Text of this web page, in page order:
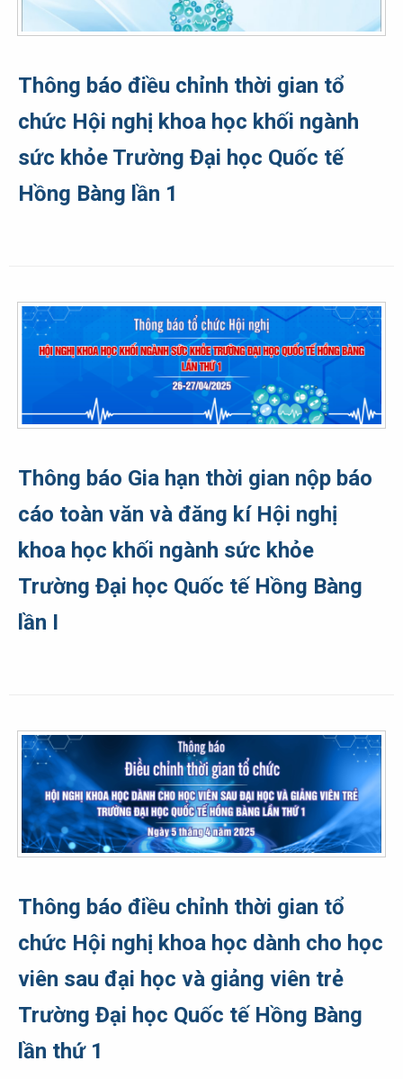
Thông báo điều chỉnh thời gian tổ
chức Hội nghị khoa học khối ngành
sức khỏe Trường Đại học Quốc tế
Hồng Bàng lần 1
Thông báo Gia hạn thời gian nộp báo
cáo toàn văn và đăng kí Hội nghị
khoa học khối ngành sức khỏe
Trường Đại học Quốc tế Hồng Bàng
lần I
Thông báo điều chỉnh thời gian tổ
chức Hội nghị khoa học dành cho học
viên sau đại học và giảng viên trẻ
Trường Đại học Quốc tế Hồng Bàng
lần thứ 1